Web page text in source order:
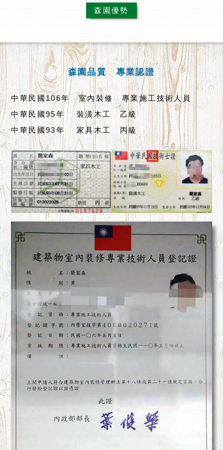
森園優勢
森園品質 專業認證
中華民國106年 室內裝修 專業施工技術人員
中華民國95年 裝潢木工 乙級
中華民國93年 家具木工 丙級